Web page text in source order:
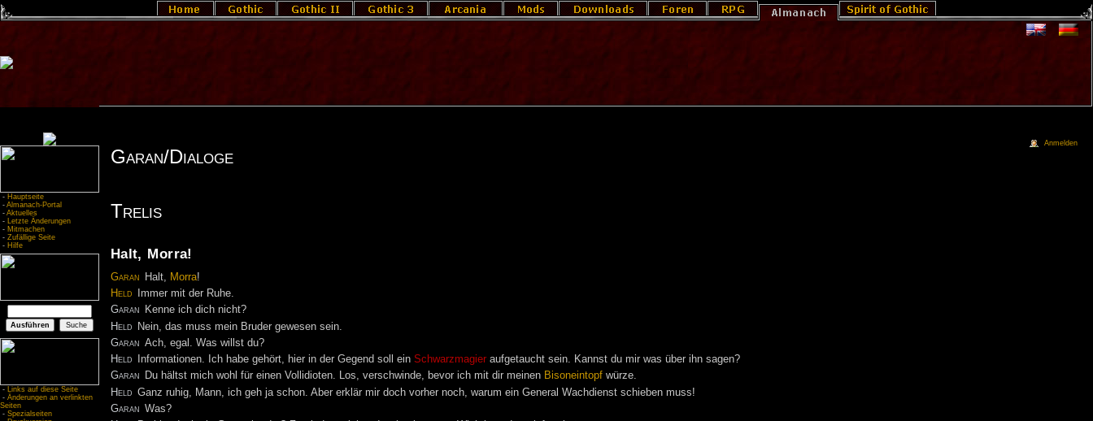
- Hauptseite
- Almanach-Portal
- Aktuelles
- Letzte Änderungen
- Mitmachen
- Zufällige Seite
- Hilfe
- Links auf diese Seite
- Änderungen an verlinkten
Seiten
- Spezialseiten
Garan/Dialoge
Trelis
Halt, Morra!
Garan Halt, Morra!
Held
Immer mit der Ruhe.
Garan
Kenne ich dich nicht?
Held
Nein, das muss mein Bruder gewesen sein.
Garan Ach, egal. Was willst du?
Held
Informationen. Ich habe gehört, hier in der Gegend soll einSchwarzmagier aufgetaucht sein. Kannst du mir was über ihn sagen?
Garan
Du hältst mich wohl für einen Vollidioten. Los, verschwinde, bevor ich mit dir meinen Bisoneintopf würze.
Held Ganz ruhig, Mann, ich geh ja schon. Aber erklär mir doch vorher noch, warum ein General Wachdienst schieben muss!
Garan Was?
Anmelden